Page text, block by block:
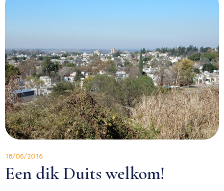
18/06/2016
Een dik Duits welkom!